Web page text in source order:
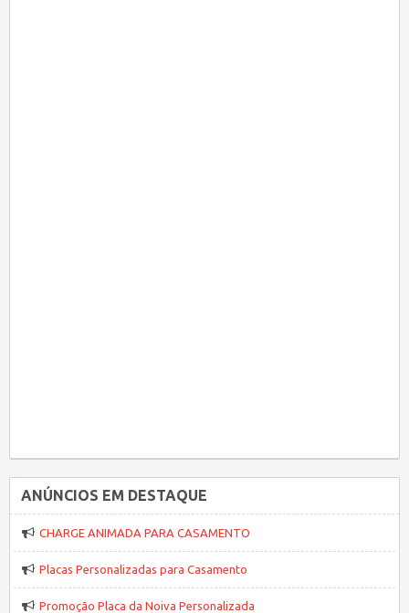
ANÚNCIOS EM DESTAQUE
CHARGE ANIMADA PARA CASAMENTO
Placas Personalizadas para Casamento
Promoção Placa da Noiva Personalizada